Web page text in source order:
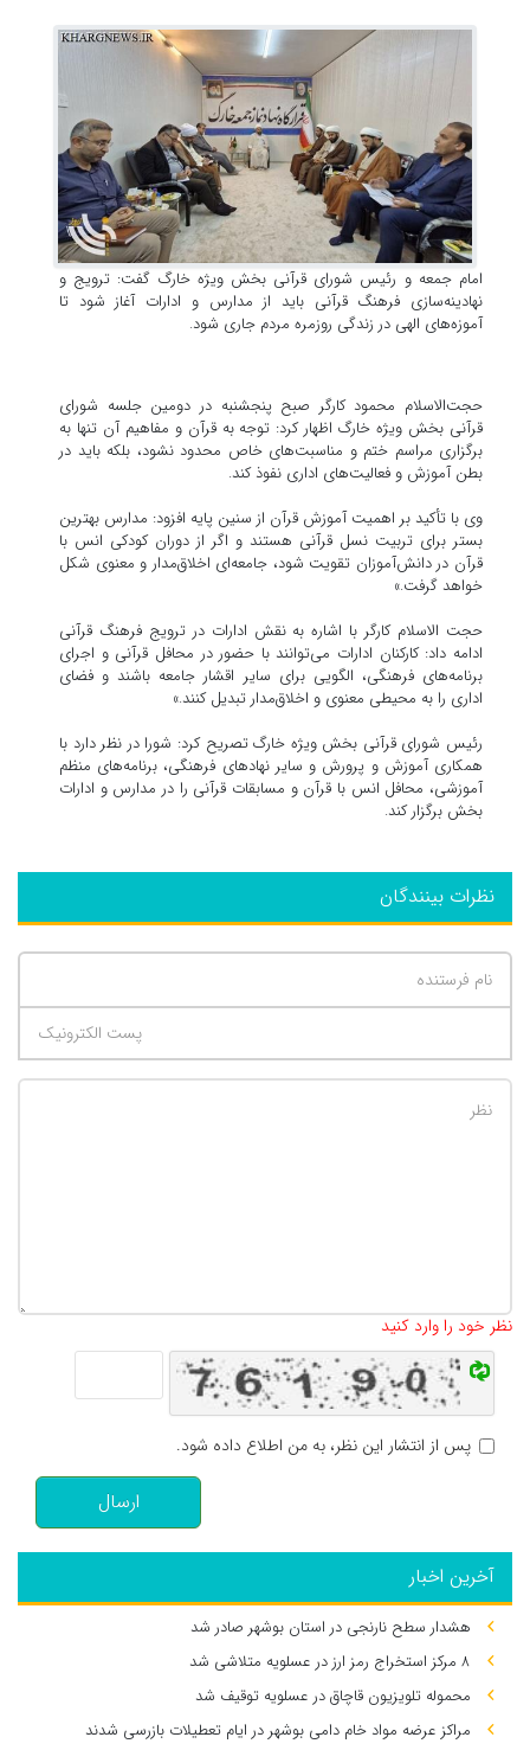
امام جمعه و رئیس شورای قرآنی بخش ویژه خارگ گفت: ترویج و
نهادینه‌سازی فرهنگ قرآنی باید از مدارس و ادارات آغاز شود تا
آموزه‌های الهی در زندگی روزمره مردم جاری شود.
حجت‌الاسلام محمود کارگر صبح پنجشنبه در دومین جلسه شورای
قرآنی بخش ویژه خارگ اظهار کرد: توجه به قرآن و مفاهیم آن تنها به
برگزاری مراسم ختم و مناسبت‌های خاص محدود نشود، بلکه باید در
بطن آموزش و فعالیت‌های اداری نفوذ کند.
وی با تأکید بر اهمیت آموزش قرآن از سنین پایه افزود: مدارس بهترین
بستر برای تربیت نسل قرآنی هستند و اگر از دوران کودکی انس با
قرآن در دانش‌آموزان تقویت شود، جامعه‌ای اخلاق‌مدار و معنوی شکل
خواهد گرفت.»
حجت الاسلام کارگر با اشاره به نقش ادارات در ترویج فرهنگ قرآنی
ادامه داد: کارکنان ادارات می‌توانند با حضور در محافل قرآنی و اجرای
برنامه‌های فرهنگی، الگویی برای سایر اقشار جامعه باشند و فضای
اداری را به محیطی معنوی و اخلاق‌مدار تبدیل کنند.»
رئیس شورای قرآنی بخش ویژه خارگ تصریح کرد: شورا در نظر دارد با
همکاری آموزش و پرورش و سایر نهادهای فرهنگی، برنامه‌های منظم
آموزشی، محافل انس با قرآن و مسابقات قرآنی را در مدارس و ادارات
بخش برگزار کند.
نظرات بینندگان
نظر خود را وارد کنید
پس از انتشار این نظر، به من اطلاع داده شود.
ارسال
آخرین اخبار
هشدار سطح نارنجی در استان بوشهر صادر شد
۸ مرکز استخراج رمز ارز در عسلویه متلاشی شد
محموله تلویزیون قاچاق در عسلویه توقیف شد
مراکز عرضه مواد خام دامی بوشهر در ایام تعطیلات بازرسی شدند